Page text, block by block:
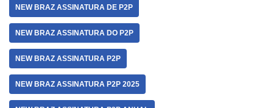
NEW BRAZ ASSINATURA DE P2P
NEW BRAZ ASSINATURA DO P2P
NEW BRAZ ASSINATURA P2P
NEW BRAZ ASSINATURA P2P 2025